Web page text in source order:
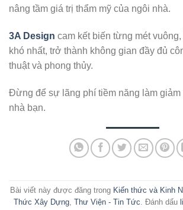
nâng tầm giá trị thẩm mỹ của ngôi nhà.
3A Design cam kết biến từng mét
khó nhất, trở thành không gian đầy đủ
thuật và phong thủy.
Đừng để sự lãng phí tiềm năng làm giảm
nhà bạn.
Bài viết này được đăng trong Kiến thức và Kinh
Thức Xây Dựng, Thư Viện - Tin Tức. Đánh dấu